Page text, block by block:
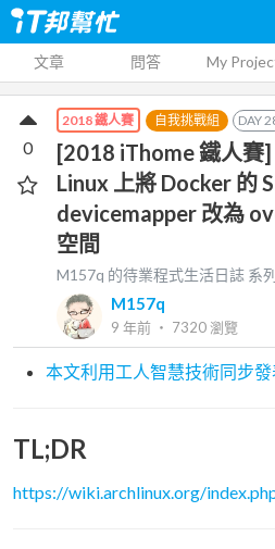
文章 問答 My
2018 鐵人賽 自我挑戰組 DAY
[2018 iThome 鐵人賽
Linux 上將 Docker 的
devicemapper 改為
空間
M157q 的待業程式生活日誌 系
M157q
9 年前 ‧ 7320瀏覽
0
本文利用工人智慧技術同步
TL;DR
https://wiki.archlinux.org/